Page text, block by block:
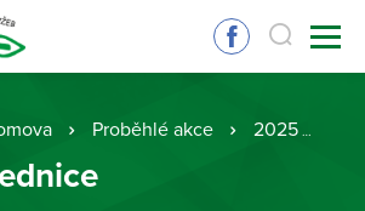
Proběhlé akce 2025